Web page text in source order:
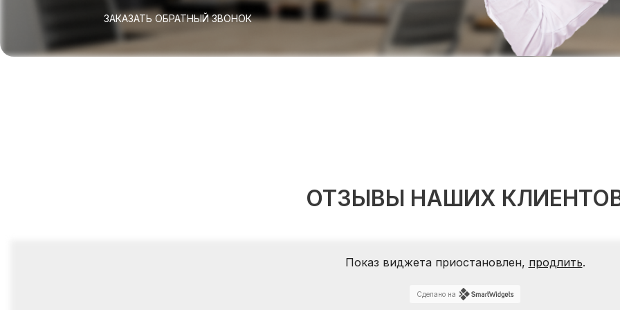
ЗАКАЗАТЬ ОБРАТНЫЙ ЗВОНОК
ОТЗЫВЫ НАШИХ
Показ виджета приостановлен, продлить.
Сделано на